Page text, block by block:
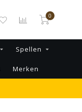
0
Spellen
Merken